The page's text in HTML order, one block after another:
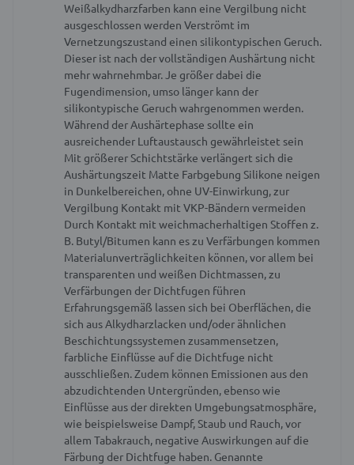
Weißalkydharzfarben kann eine Vergilbung nicht
ausgeschlossen werden Verströmt im
Vernetzungszustand einen silikontypischen Geruch.
Dieser ist nach der vollständigen Aushärtung nicht
mehr wahrnehmbar. Je größer dabei die
Fugendimension, umso länger kann der
silikontypische Geruch wahrgenommen werden.
Während der Aushärtephase sollte ein
ausreichender Luftaustausch gewährleistet sein
Mit größerer Schichtstärke verlängert sich die
Aushärtungszeit Matte Farbgebung Silikone neigen
in Dunkelbereichen, ohne UV-Einwirkung, zur
Vergilbung Kontakt mit VKP-Bändern vermeiden
Durch Kontakt mit weichmacherhaltigen Stoffen z.
B. Butyl/Bitumen kann es zu Verfärbungen kommen
Materialunverträglichkeiten können, vor allem bei
transparenten und weißen Dichtmassen, zu
Verfärbungen der Dichtfugen führen
Erfahrungsgemäß lassen sich bei Oberflächen, die
sich aus Alkydharzlacken und/oder ähnlichen
Beschichtungssystemen zusammensetzen,
farbliche Einflüsse auf die Dichtfuge nicht
ausschließen. Zudem können Emissionen aus den
abzudichtenden Untergründen, ebenso wie
Einflüsse aus der direkten Umgebungsatmosphäre,
wie beispielsweise Dampf, Staub und Rauch, vor
allem Tabakrauch, negative Auswirkungen auf die
Färbung der Dichtfuge haben. Genannte